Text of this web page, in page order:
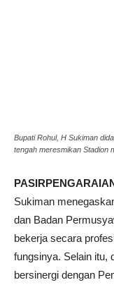
Bupati Rohul, H Sukiman
tengah meresmikan Stadion
Sukiman
dan Badan
bekerja secara
fungsinya. Selain itu,
bersinergi dengan